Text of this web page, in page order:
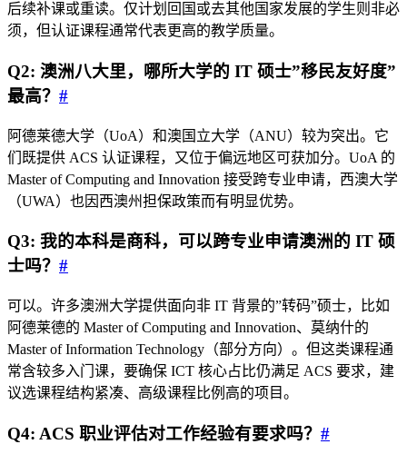
后续补课或重读。仅计划回国或去其他国家发展的学生则非必
须，但认证课程通常代表更高的教学质量。
Q2: 澳洲八大里，哪所大学的 IT 硕士”移民友好度”
最高？ #
阿德莱德大学（UoA）和澳国立大学（ANU）较为突出。它
们既提供 ACS 认证课程，又位于偏远地区可获加分。UoA 的
Master of Computing and Innovation 接受跨专业申请，西澳大学
（UWA）也因西澳州担保政策而有明显优势。
Q3: 我的本科是商科，可以跨专业申请澳洲的 IT 硕
士吗？ #
可以。许多澳洲大学提供面向非 IT 背景的”转码”硕士，比如
阿德莱德的 Master of Computing and Innovation、莫纳什的
Master of Information Technology（部分方向）。但这类课程通
常含较多入门课，要确保 ICT 核心占比仍满足 ACS 要求，建
议选课程结构紧凑、高级课程比例高的项目。
Q4: ACS 职业评估对工作经验有要求吗？ #